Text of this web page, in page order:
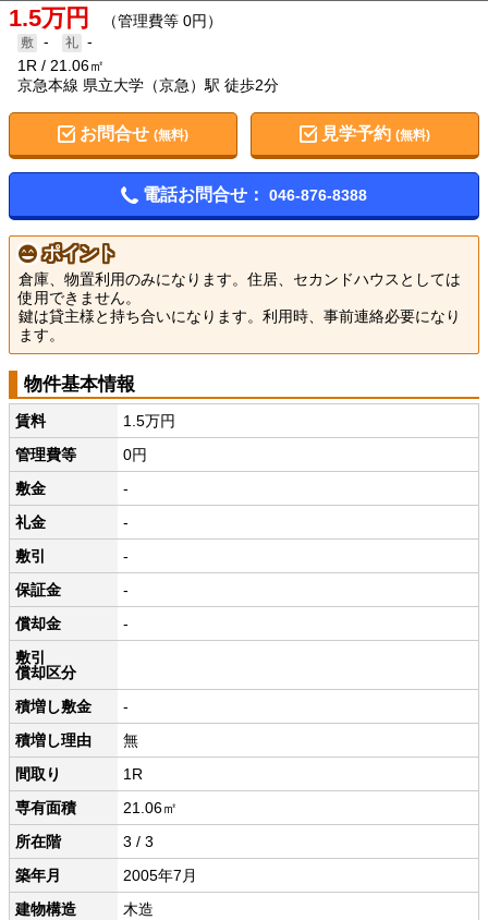
1.5万円 （管理費等 0円）
-
-
1R
21.06㎡
京急本線 県立大学（京急）駅 徒歩2分
お問合せ (無料) 見学予約(無料)
電話お問合せ： 046-876-8388
ポイント
倉庫、物置利用のみになります。住居、セカンドハウスとしては
使用できません。
鍵は貸主様と持ち合いになります。利用時、事前連絡必要になり
ます。
物件基本情報
賃料
1.5万円
管理費等
0円
敷金
-
礼金
-
敷引
-
保証金
-
償却金
-
敷引
償却区分
積増し敷金
-
積増し理由
無
間取り
1R
専有面積
21.06㎡
所在階
3 / 3
築年月
2005年7月
建物構造
木造